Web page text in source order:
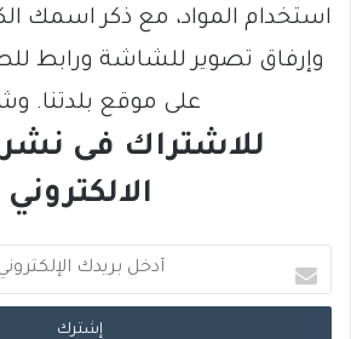
استخدام المواد، مع ذكر اسمك
وإرفاق تصوير للشاشة ورابط
على موقع بلدتنا.
للاشتراك فى
الالكتروني
د